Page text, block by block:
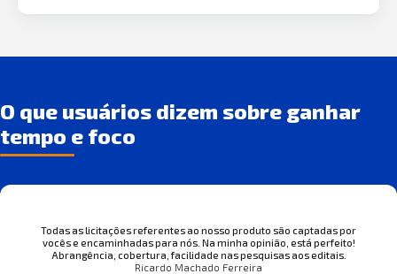
O que usuários dizem sobre ganhar
tempo e foco
Todas as licitações referentes ao nosso produto são captadas por
vocês e encaminhadas para nós. Na minha opinião, está perfeito!
Abrangência, cobertura, facilidade nas pesquisas aos editais.
Ricardo Machado Ferreira